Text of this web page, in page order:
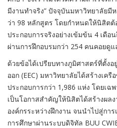
มีงานทำจริง” ปัจจุบันมหาวิทยาลัยมี
ว่า 98 หลักสูตร โดยกำหนดให้นิสิต
ประกอบการจริงอย่างเข้มข้น 4 เดือ
ผ่านการฝึกอบรมกว่า 254 คนคอยดูแ
ด้วยข้อได้เปรียบทางภูมิศาสตร์ที่ตั้ง
ออก (EEC) มหาวิทยาลัยได้สร้างเค
ประกอบการกว่า 1,986 แห่ง โดยเ
เป็นโอกาสสำคัญให้นิสิตได้สร้างผล
องค์กรระหว่างฝึกงาน จนนำไปสู่กา
การศึกษาผ่านระบบดิจิทัล BUU